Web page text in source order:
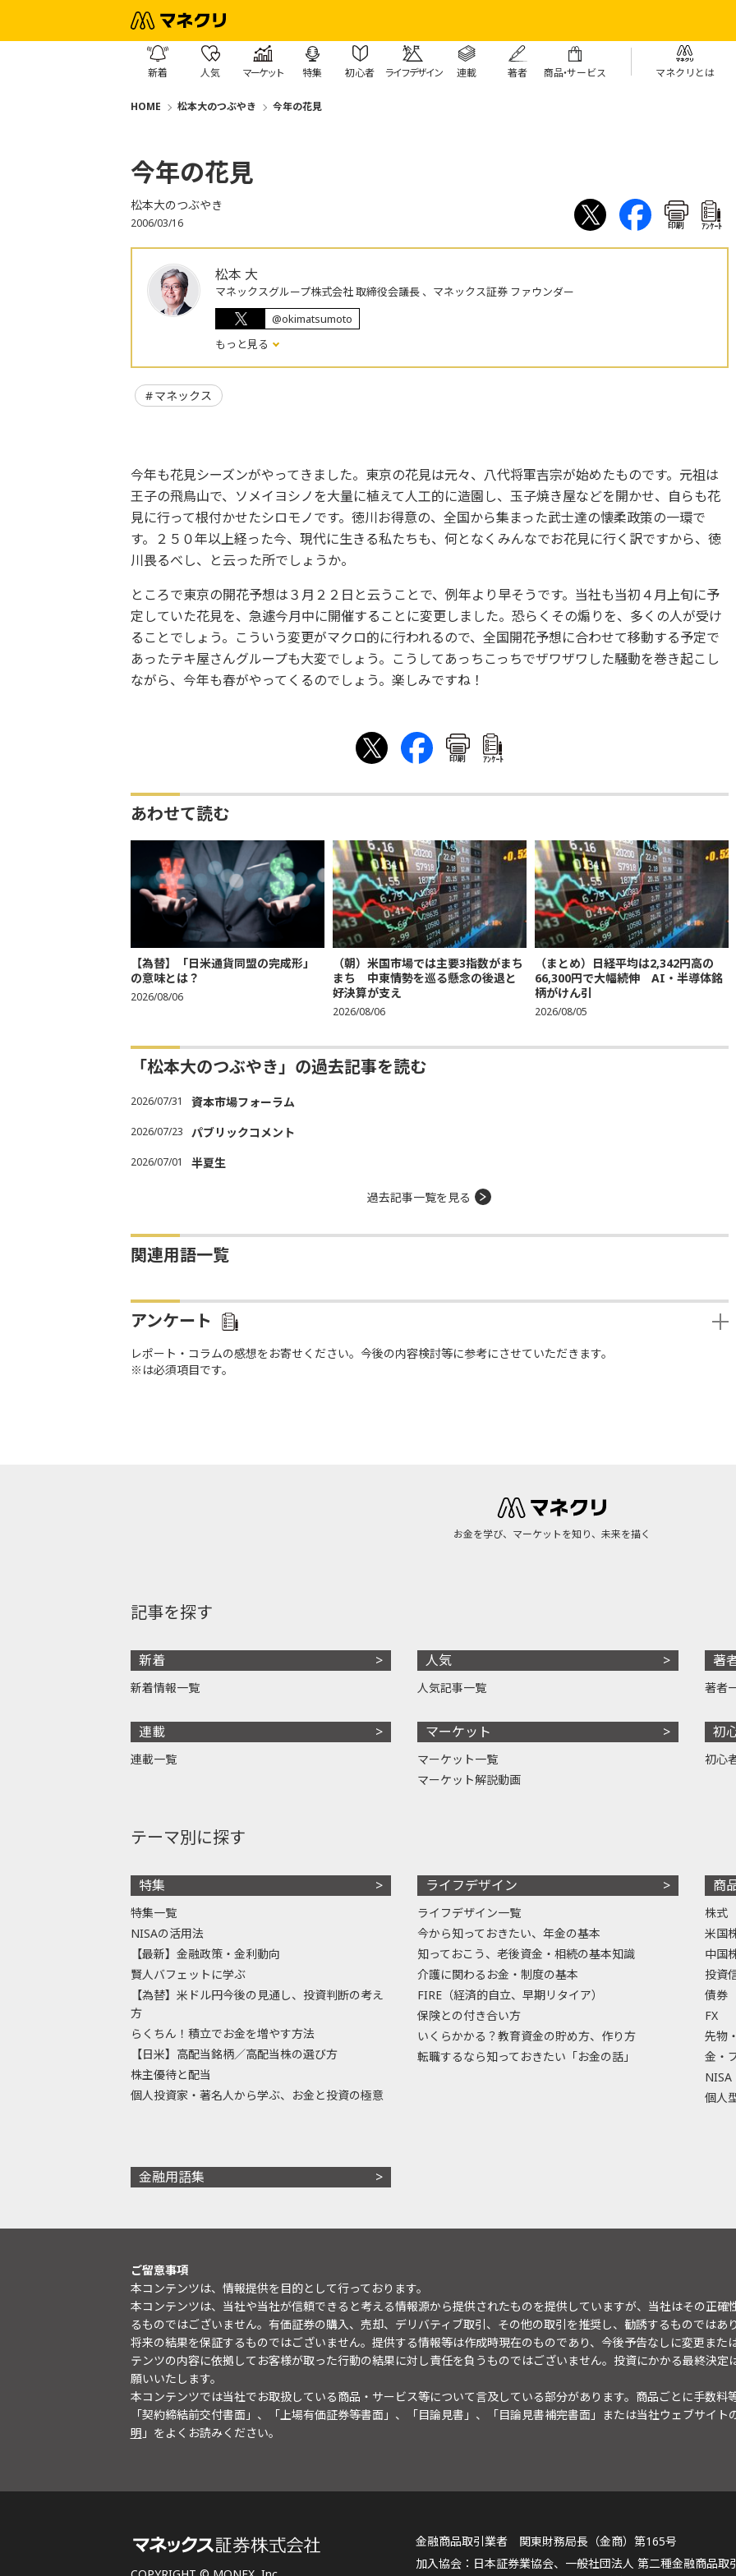
新着 人気 マーケット 特集 初心者 ライフデザイン 連載 著者 商品・サービス マネクリとは
HOME 松本大のつぶやき 今年の花見
今年の花見
松本大のつぶやき
2006/03/16 印刷 ｱﾝｹｰﾄ
松本 大
マネックスグループ株式会社 取締役会議長 、マネックス証券 ファウンダー
@okimatsumoto
もっと見る
マネックス
今年も花見シーズンがやってきました。東京の花見は元々、八代将軍吉宗が始めたものです。元祖は
王子の飛鳥山で、ソメイヨシノを大量に植えて人工的に造園し、玉子焼き屋などを開かせ、自らも花
見に行って根付かせたシロモノです。徳川お得意の、全国から集まった武士達の懐柔政策の一環で
す。２５０年以上経った今、現代に生きる私たちも、何となくみんなでお花見に行く訳ですから、徳
川畏るべし、と云った所でしょうか。
ところで東京の開花予想は３月２２日と云うことで、例年より早そうです。当社も当初４月上旬に予
定していた花見を、急遽今月中に開催することに変更しました。恐らくその煽りを、多くの人が受け
ることでしょう。こういう変更がマクロ的に行われるので、全国開花予想に合わせて移動する予定で
あったテキ屋さんグループも大変でしょう。こうしてあっちこっちでザワザワした騒動を巻き起こし
ながら、今年も春がやってくるのでしょう。楽しみですね！
印刷 ｱﾝｹｰﾄ
あわせて読む
【為替】「日米通貨同盟の完成形」
の意味とは？
2026/08/06
（朝）米国市場では主要3指数がまち
まち 中東情勢を巡る懸念の後退と
好決算が支え
2026/08/06
（まとめ）日経平均は2,342円高の
66,300円で大幅続伸 AI・半導体銘
柄がけん引
2026/08/05
「松本大のつぶやき」の過去記事を読む
2026/07/31 資本市場フォーラム
2026/07/23 パブリックコメント
2026/07/01 半夏生
過去記事一覧を見る
関連用語一覧
アンケート
レポート・コラムの感想をお寄せください。今後の内容検討等に参考にさせていただきます。
※は必須項目です。
お金を学び、マーケットを知り、未来を描く
記事を探す
新着
新着情報一覧
連載
連載一覧
人気
人気記事一覧
マーケット
マーケット一覧
マーケット解説動画
著
著者
初
初心
テーマ別に探す
特集
特集一覧
NISAの活用法
【最新】金融政策・金利動向
賢人バフェットに学ぶ
【為替】米ドル円今後の見通し、投資判断の考え
方
らくちん！積立でお金を増やす方法
【日米】高配当銘柄／高配当株の選び方
株主優待と配当
個人投資家・著名人から学ぶ、お金と投資の極意
ライフデザイン
ライフデザイン一覧
今から知っておきたい、年金の基本
知っておこう、老後資金・相続の基本知識
介護に関わるお金・制度の基本
FIRE（経済的自立、早期リタイア）
保険との付き合い方
いくらかかる？教育資金の貯め方、作り方
転職するなら知っておきたい「お金の話」
商
株式
米国
中国
投資
債券
FX
先物
金・
NISA
個人
金融用語集
ご留意事項
本コンテンツは、情報提供を目的として行っております。
本コンテンツは、当社や当社が信頼できると考える情報源から提供されたものを提供していますが、当社はその正
るものではございません。有価証券の購入、売却、デリバティブ取引、その他の取引を推奨し、勧誘するものではあ
将来の結果を保証するものではございません。提供する情報等は作成時現在のものであり、今後予告なしに変更また
テンツの内容に依拠してお客様が取った行動の結果に対し責任を負うものではございません。投資にかかる最終決
願いいたします。
本コンテンツでは当社でお取扱している商品・サービス等について言及している部分があります。商品ごとに手数料
「契約締結前交付書面」、「上場有価証券等書面」、「目論見書」、「目論見書補完書面」または当社ウェブサイト
明 」をよくお読みください。
金融商品取引業者 関東財務局長（金商）第165号
日本証券業協会、一般社団法人 第二種金融商品取